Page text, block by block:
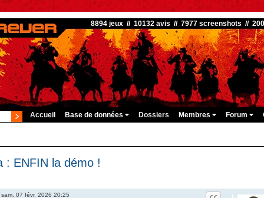
8894 jeux // 10132 avis // 7977 screenshots //
Accueil Base de données Dossiers Membres Forum
: ENFIN la démo !
sam. 07 févr. 2026 20:25